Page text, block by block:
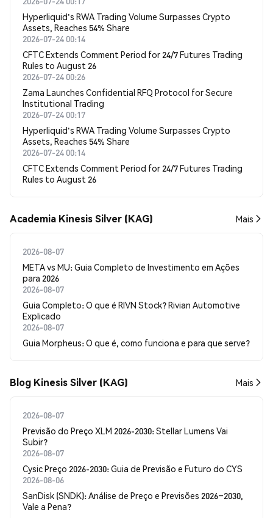
Hyperliquid's RWA Trading Volume Surpasses Crypto
Assets, Reaches 54% Share
2026-07-24 00:14
CFTC Extends Comment Period for 24/7 Futures Trading
Rules to August 26
2026-07-24 00:26
Zama Launches Confidential RFQ Protocol for Secure
Institutional Trading
2026-07-24 00:17
Hyperliquid's RWA Trading Volume Surpasses Crypto
Assets, Reaches 54% Share
2026-07-24 00:14
CFTC Extends Comment Period for 24/7 Futures Trading
Rules to August 26
Academia Kinesis Silver (KAG) Mais
2026-08-07
META vs MU: Guia Completo de Investimento em Ações
para 2026
2026-08-07
Guia Completo: O que é RIVN Stock? Rivian Automotive
Explicado
2026-08-07
Guia Morpheus: O que é, como funciona e para que serve?
Blog Kinesis Silver (KAG) Mais
2026-08-07
Previsão do Preço XLM 2026-2030: Stellar Lumens Vai
Subir?
2026-08-07
Cysic Preço 2026-2030: Guia de Previsão e Futuro do CYS
2026-08-06
SanDisk (SNDK): Análise de Preço e Previsões 2026–2030,
Vale a Pena?